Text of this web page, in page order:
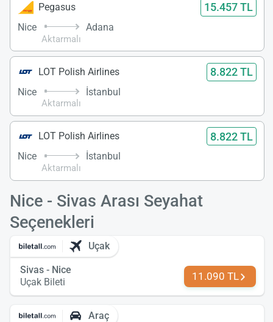
Pegasus 15.457 TL
Nice
Aktarmalı
Adana
LOT Polish Airlines 8.822 TL
Nice
Aktarmalı
İstanbul
LOT Polish Airlines 8.822 TL
Nice
Aktarmalı
İstanbul
Nice - Sivas Arası Seyahat
Seçenekleri
Uçak
Sivas - Nice
Uçak Bileti
11.090 TL
Araç